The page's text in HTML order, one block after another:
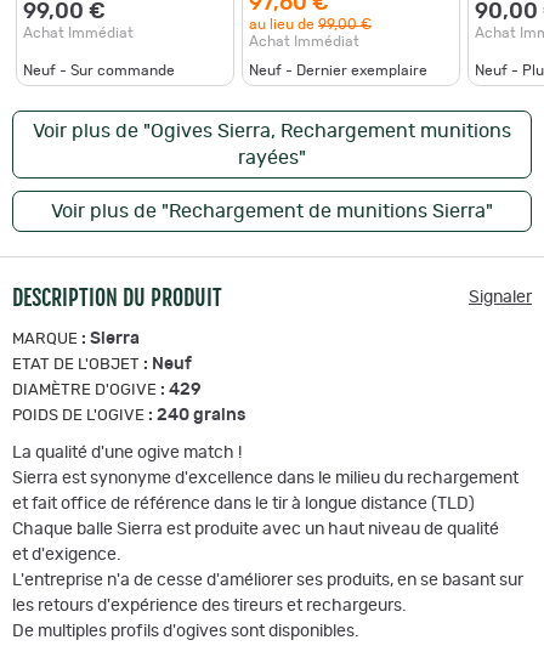
99,00 €
Achat Immédiat
Neuf - Sur commande
au lieu de 99,00 €
Achat Immédiat
Neuf - Dernier exemplaire
90,00
Achat
Neuf -
Voir plus de "Ogives Sierra, Rechargement munitions
rayées"
Voir plus de "Rechargement de munitions Sierra"
DESCRIPTION DU PRODUIT Signaler
MARQUE : Sierra
ETAT DE L'OBJET : Neuf
DIAMÈTRE D'OGIVE : 429
POIDS DE L'OGIVE : 240 grains
La qualité d'une ogive match !
Sierra est synonyme d'excellence dans le milieu du rechargement
et fait office de référence dans le tir à longue distance (TLD)
Chaque balle Sierra est produite avec un haut niveau de qualité
et d'exigence.
L'entreprise n'a de cesse d'améliorer ses produits, en se basant sur
les retours d'expérience des tireurs et rechargeurs.
De multiples profils d'ogives sont disponibles.